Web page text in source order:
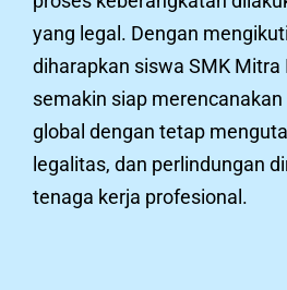
yang legal. Dengan
diharapkan siswa SMK
semakin siap
global dengan tetap
legalitas, dan perlindungan
tenaga kerja profesional.